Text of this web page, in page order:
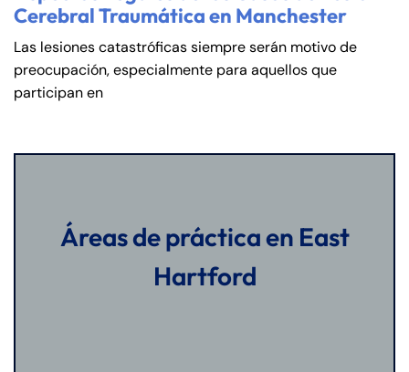
Cerebral Traumática en Manchester
Las lesiones catastróficas siempre serán motivo de
preocupación, especialmente para aquellos que
participan en
Áreas de práctica en East
Hartford